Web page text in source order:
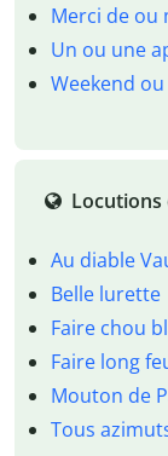
Merci de ou
Un ou une
Weekend
Locutions
Au diable
Belle lurette
Faire chou
Faire long
Mouton de
Tous